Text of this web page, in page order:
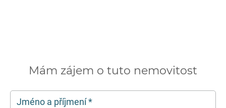
Mám zájem o tuto nemovitost
Jméno a příjmení*